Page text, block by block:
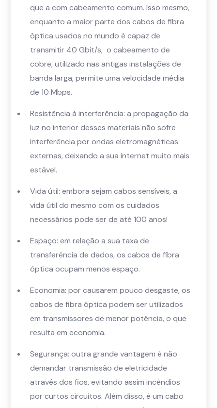
que a com cabeamento comum. Isso mesmo,
enquanto a maior parte dos cabos de fibra
óptica usados no mundo é capaz de
transmitir 40 Gbit/s, o cabeamento de
cobre, utilizado nas antigas instalações de
banda larga, permite uma velocidade média
de 10 Mbps.
Resistência à interferência: a propagação da
luz no interior desses materiais não sofre
interferência por ondas eletromagnéticas
externas, deixando a sua internet muito mais
estável.
Vida útil: embora sejam cabos sensíveis, a
vida útil do mesmo com os cuidados
necessários pode ser de até 100 anos!
Espaço: em relação a sua taxa de
transferência de dados, os cabos de fibra
óptica ocupam menos espaço.
Economia: por causarem pouco desgaste, os
cabos de fibra óptica podem ser utilizados
em transmissores de menor potência, o que
resulta em economia.
Segurança: outra grande vantagem é não
demandar transmissão de eletricidade
através dos fios, evitando assim incêndios
por curtos circuitos. Além disso, é um cabo